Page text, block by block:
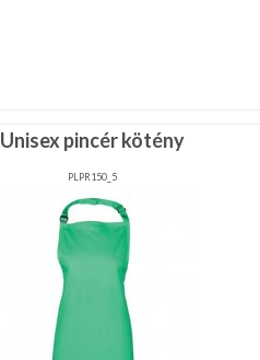
Unisex pincér kötény
PLPR150_5